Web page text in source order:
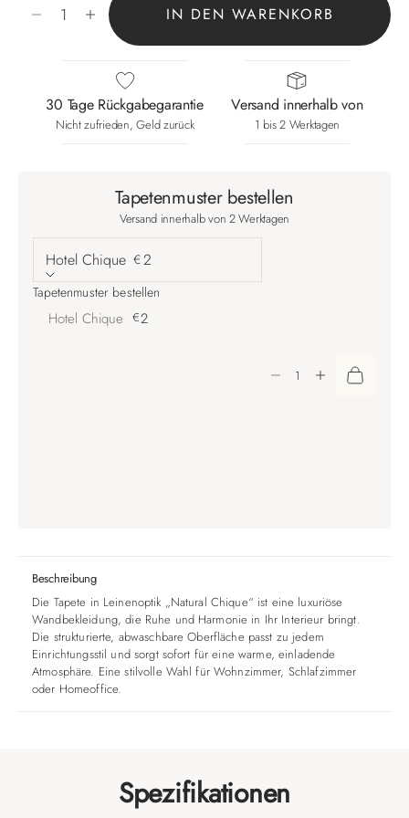
IN DEN WARENKORB
30 Tage Rückgabegarantie
Nicht zufrieden, Geld zurück
Versand innerhalb von
1 bis 2 Werktagen
Tapetenmuster bestellen
Versand innerhalb von 2 Werktagen
Hotel Chique €2
Tapetenmuster bestellen
Hotel Chique €2
Anzahl verringern
Anzahl erhöhen
Beschreibung
Die Tapete in Leinenoptik „Natural Chique“ ist eine luxuriöse
Wandbekleidung, die Ruhe und Harmonie in Ihr Interieur bringt.
Die strukturierte, abwaschbare Oberfläche passt zu jedem
Einrichtungsstil und sorgt sofort für eine warme, einladende
Atmosphäre. Eine stilvolle Wahl für Wohnzimmer, Schlafzimmer
oder Homeoffice.
Spezifikationen